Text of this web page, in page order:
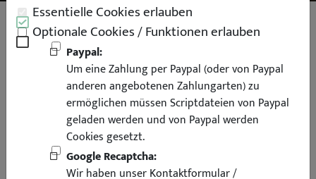
Seitenleisten Türleisten für BMW
E36 Limousine Touring für M-Paket
auch für M3
Essentielle Cookies erlauben
Optionale Cookies / Funktionen erlauben
Paypal:
Um eine Zahlung per Paypal (oder von Paypal
anderen angebotenen Zahlungarten) zu
ermöglichen müssen Scriptdateien von Paypal
geladen werden und von Paypal werden
Cookies gesetzt.
Google Recaptcha:
Wir haben unser Kontaktformular /